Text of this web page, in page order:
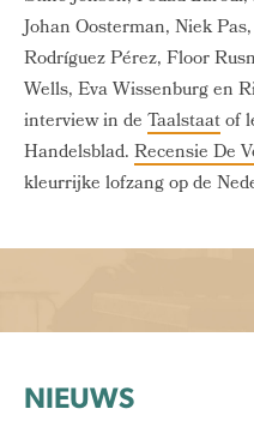
Johan Oosterman, Niek
Rodríguez Pérez, Floor
Wells, Eva Wissenburg en
interview in deTaalstaatof
Handelsblad.Recensie De
kleurrijke lofzang op de
NIEUWS